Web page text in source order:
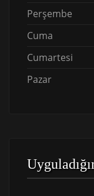
Perşembe
Cuma
Cumartesi
Pazar